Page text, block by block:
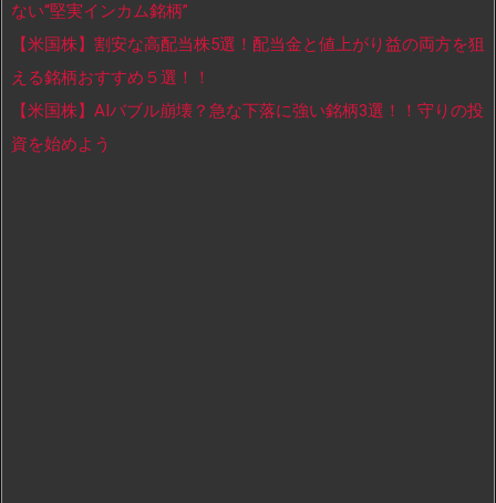
ない“堅実インカム銘柄”
【米国株】割安な高配当株5選！配当金と値上がり益の両方を狙
える銘柄おすすめ５選！！
【米国株】AIバブル崩壊？急な下落に強い銘柄3選！！守りの投
資を始めよう